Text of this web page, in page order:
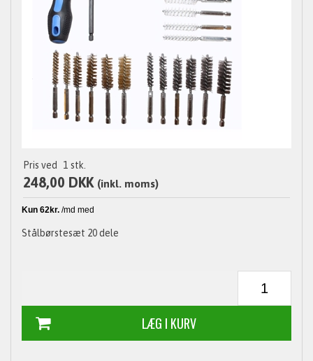
Pris ved 1 stk.
248,00 DKK (inkl. moms)
Stålbørstesæt 20 dele